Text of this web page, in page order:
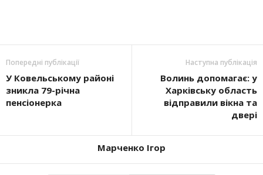
Попередні публікації
У Ковельському районі
зникла 79-річна
пенсіонерка
Наступна публікація
Волинь допомагає: у
Харківську область
відправили вікна та
двері
Марченко Ігор